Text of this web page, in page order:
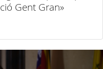
Gent Gran»